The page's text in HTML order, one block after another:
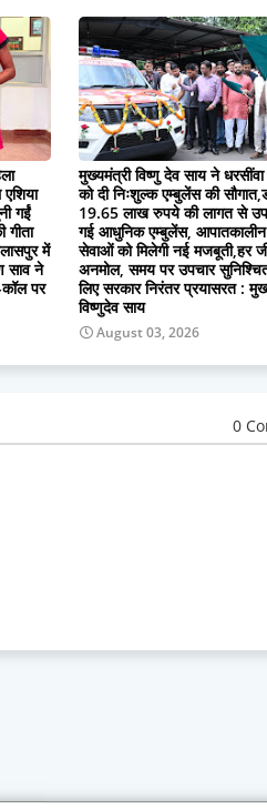
गईं
गीता
में
साव ने
कॉल पर
मुख्यमंत्री विष्णु देव साय ने धरसींवा
को दी निःशुल्क एम्बुलेंस की
19.65 लाख रुपये की लागत से
गई आधुनिक एम्बुलेंस, आपातकालीन
सेवाओं को मिलेगी नई मजबूती,हर
अनमोल, समय पर उपचार
लिए सरकार निरंतर प्रयासरत :
विष्णुदेव साय
August 03, 2026
0